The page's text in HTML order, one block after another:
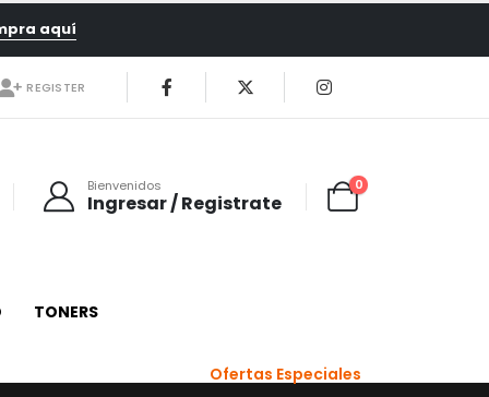
aquí
REGISTER
Bienvenidos
Ingresar / Registrate
0
TONERS
Ofertas Especiales